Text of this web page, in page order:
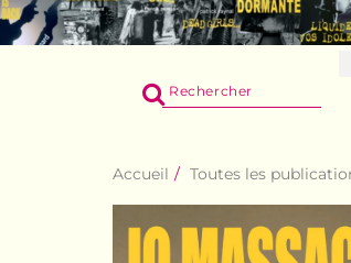
RECHERCHER
SUR
Accueil Toutes les